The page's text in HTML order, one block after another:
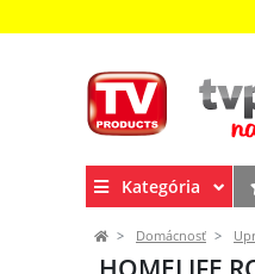
Kategória
Domácnosť